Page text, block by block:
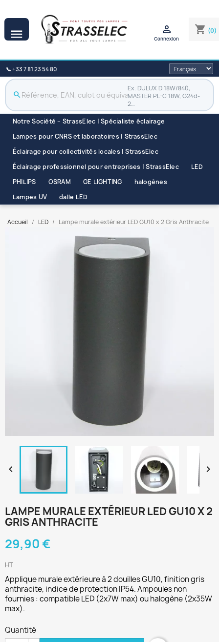
 shopping_cart (0)

Connexion
📞 +33 7 81 23 54 80
search
Ex. DULUX D 18W/840,
MASTER PL-C 18W, G24d-
2…
Notre Société – StrassElec | Spécialiste éclairage
Lampes pour CNRS et laboratoires | StrassElec
Éclairage pour collectivités locales | StrassElec
Éclairage professionnel pour entreprises | StrassElec
LED
PHILIPS
OSRAM GE LIGHTING
halogènes
Lampes UV
dalle LED
Accueil LED Lampe murale extérieur LED GU10 x 2 Gris Anthracite
 
LAMPE MURALE EXTÉRIEUR LED GU10 X 2
GRIS ANTHRACITE
29,90 €
HT
Applique murale extérieure à 2 douilles GU10, finition gris
anthracite, indice de protection IP54. Ampoules non
fournies : compatible LED (2x7W max) ou halogène (2x35W
max).
Quantité